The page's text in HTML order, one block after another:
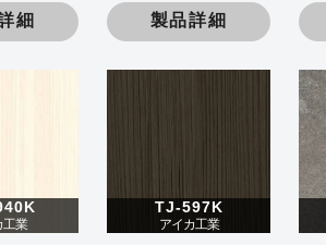
細 製品詳細
工業
TJ-597K
アイカ工業